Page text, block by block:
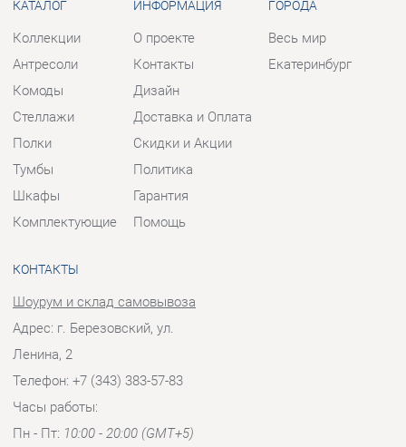
Полки
Тумбы
Шкафы
Комплектующие
Скидки и Акции
Политика
Гарантия
Помощь
Шоурум и склад самовывоза
Часы работы:
Отправить сообщение